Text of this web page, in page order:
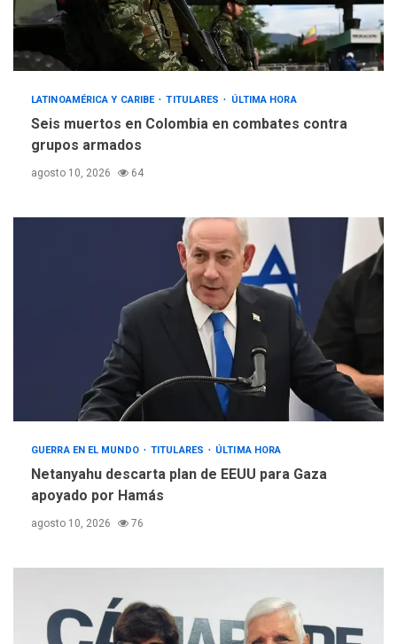
LATINOAMÉRICA Y CARIBE TITULARES ÚLTIMA HORA
Seis muertos en Colombia en combates contra
grupos armados
agosto 10, 2026 64
GUERRA EN EL MUNDO TITULARES ÚLTIMA HORA
Netanyahu descarta plan de EEUU para Gaza
apoyado por Hamás
agosto 10, 2026 76